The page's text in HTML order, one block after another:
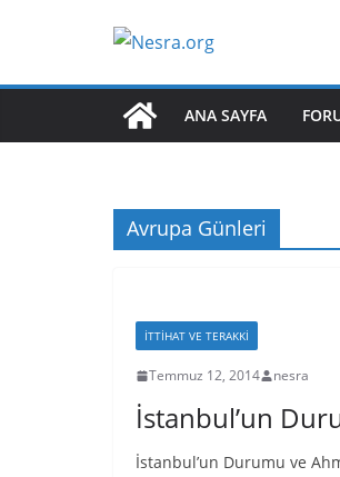
ANA SAYFA
Avrupa Günleri
İTTIHAT VE TERAKKI
Temmuz 12, 2014 nesra
İstanbul’un
İstanbul’un Durumu ve